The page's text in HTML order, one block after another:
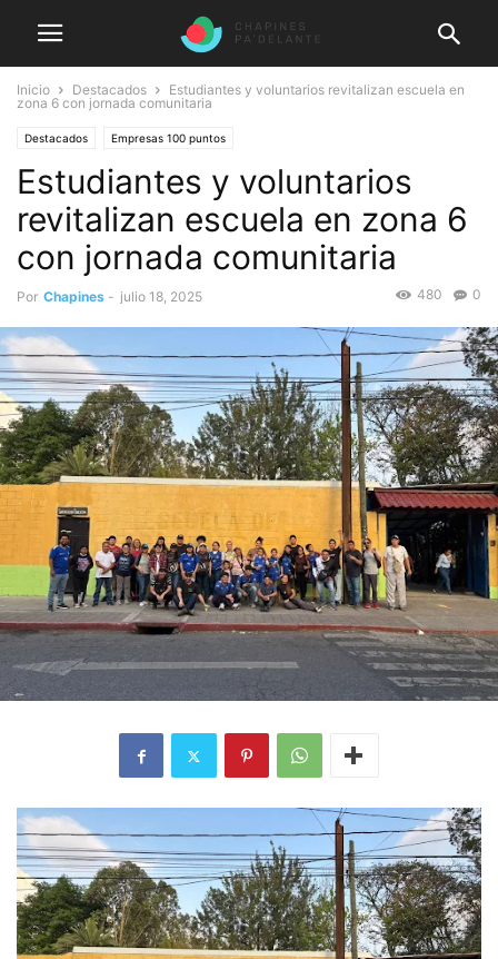
Inicio Destacados
Estudiantes y voluntarios revitalizan escuela en
zona 6 con jornada comunitaria
Destacados Empresas 100 puntos
Estudiantes y voluntarios
revitalizan escuela en zona 6
con jornada comunitaria
Por Chapines - julio 18, 2025 0
480